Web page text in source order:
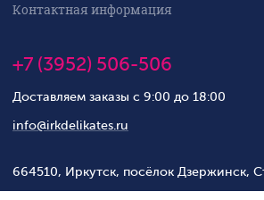
Контактная информация
+7 (3952) 506-506
Доставляем заказы с 9:00 до 18:00
info@irkdelikates.ru
664510, Иркутск, посёлок Дзержинск,